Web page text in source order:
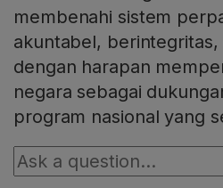
membenahi sistem
akuntabel,
dengan harapan
negara sebagai
program nasional yang